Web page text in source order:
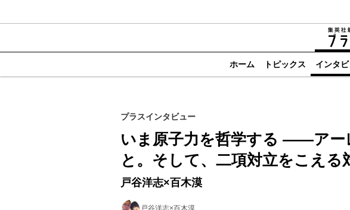
ホーム トピックス インタ
プラスインタビュー
いま原子力を哲学する ――アー
と。そして、二項対立をこえる
戸谷洋志×百木漠
戸谷洋志×百木漠